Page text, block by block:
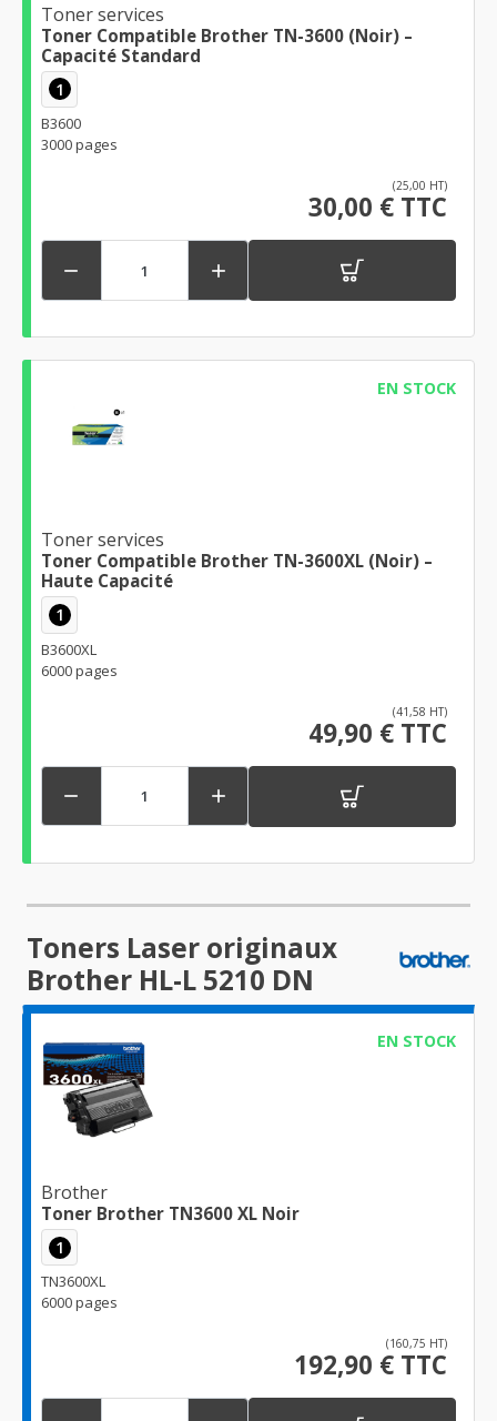
Toner services
Toner Compatible Brother TN-3600 (Noir) –
Capacité Standard
1
B3600
3000 pages
(25,00 HT)
30,00 € TTC
 
EN STOCK
Toner services
Toner Compatible Brother TN-3600XL (Noir) –
Haute Capacité
1
B3600XL
6000 pages
(41,58 HT)
49,90 € TTC
 
Toners Laser originaux
Brother HL-L 5210 DN
EN STOCK
Brother
Toner Brother TN3600 XL Noir
1
TN3600XL
6000 pages
(160,75 HT)
192,90 € TTC